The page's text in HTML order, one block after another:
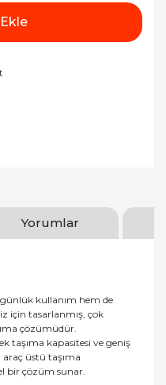
Yorumlar
kullanım hem de
için tasarlanmış, çok
çözümüdür.
taşıma kapasitesi ve geniş
üstü taşıma
bir çözüm sunar.